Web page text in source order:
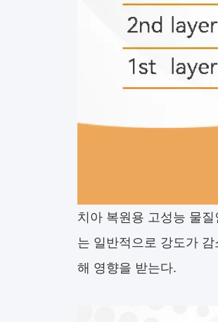
치아 복원용 고성능 물
는 일반적으로 강도가
해 영향을 받는다.